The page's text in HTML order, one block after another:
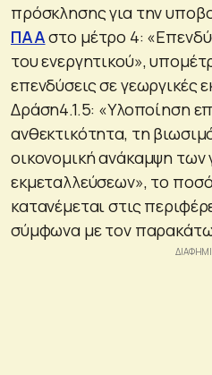
πρόσκλησης για την
ΠΑΑστο μέτρο 4:
του ενεργητικού»,
επενδύσεις σε γεωργικές
Δράση4.1.5: «Υλοποίηση
ανθεκτικότητα, τη
οικονομική ανάκαμψη των
εκμεταλλεύσεων», το
κατανέμεται στις
σύμφωνα με τον